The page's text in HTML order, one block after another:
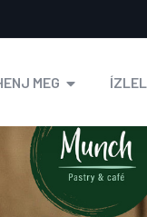
MEG